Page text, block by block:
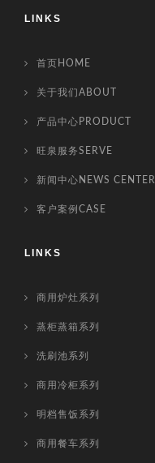
LINKS
首页HOME
关于我们ABOUT
产品中心PRODUCT
旺泉服务SERVE
新闻中心NEWS CENTER
客户案例CASE
LINKS
商用炉灶系列
蒸柜蒸箱系列
洗刷池系列
商用冷柜系列
明档售饭系列
商用餐车系列